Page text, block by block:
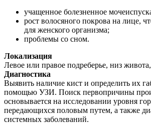
учащенное болезненное
рост волосяного покрова на лице,
для женского организма;
проблемы со сном.
Локализация
Левое или правое подреберье, низ
Диагностика
Выявить наличие кист и определить их
помощью УЗИ. Поиск первопричины
основывается на исследовании уровня
передающихся половым путем, а также
системных заболеваний.